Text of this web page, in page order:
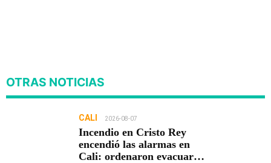
OTRAS NOTICIAS
CALI 2026-08-07
Incendio en Cristo Rey
encendió las alarmas en
Cali: ordenaron evacuar